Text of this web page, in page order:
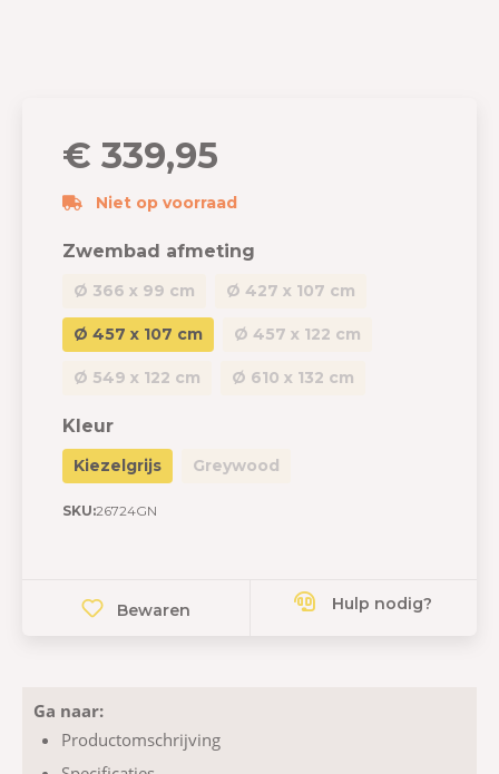
€ 339,95
Niet op voorraad
Zwembad afmeting
Ø 366 x 99 cm Ø 427 x 107 cm
Ø 457 x 107 cm Ø 457 x 122 cm
Ø 549 x 122 cm Ø 610 x 132 cm
Kleur
Kiezelgrijs Greywood
SKU:26724GN
Bewaren Hulp nodig?
Ga naar:
Productomschrijving